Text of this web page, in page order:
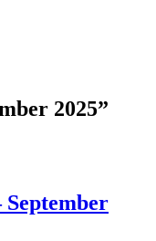
2025”